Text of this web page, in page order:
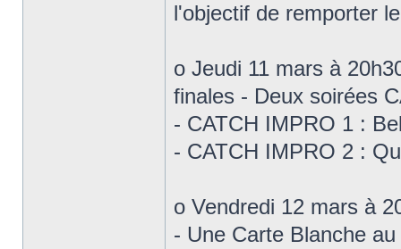
l'objectif de remporter
o Jeudi 11 mars à
finales - Deux soirées
- CATCH IMPRO 1 :
- CATCH IMPRO 2 :
o Vendredi 12 mars à
- Une Carte Blanche